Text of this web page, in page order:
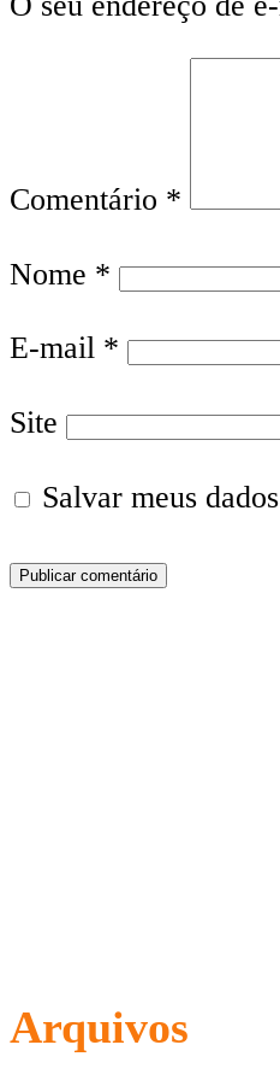
Comentário *
Nome *
E-mail *
Site
Salvar meus
Arquivos